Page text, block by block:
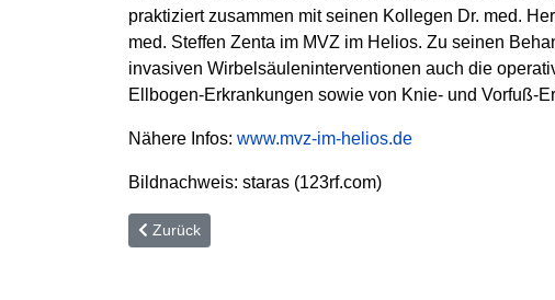
praktiziert zusammen mit seinen Kollegen Dr. med.
med. Steffen Zenta im MVZ im Helios. Zu seinen
invasiven Wirbelsäuleninterventionen auch die
Ellbogen-Erkrankungen sowie von Knie- und Vorfuß-
Nähere Infos: www.mvz-im-helios.de
Bildnachweis: staras (123rf.com)
Vorheriger Beitrag: Die Schmerzen auf Distanz halten
Zurück